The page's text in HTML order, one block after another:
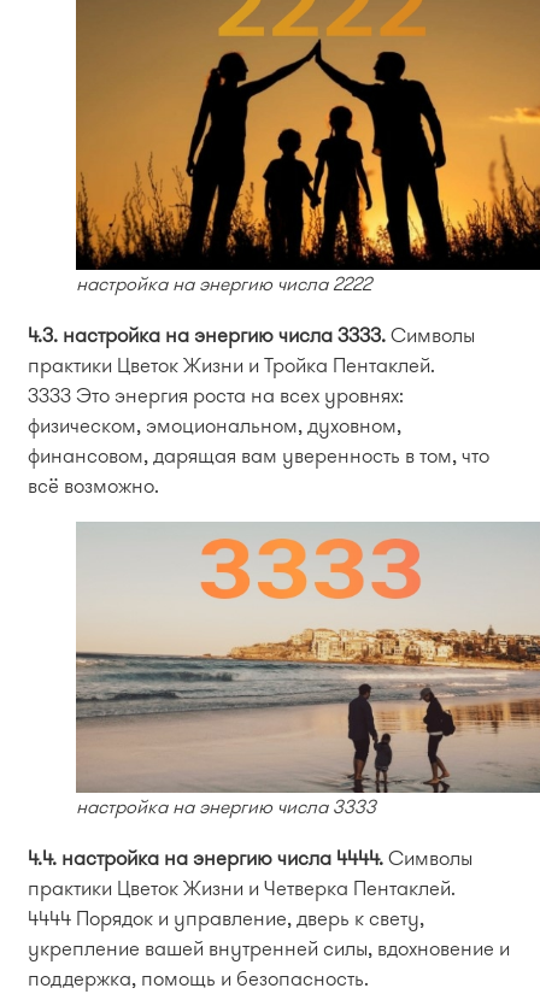
настройка на энергию числа 2222
4.3. настройка на энергию числа 3333.Символы
практики Цветок Жизни и Тройка Пентаклей.
3333 Это энергия роста на всех уровнях:
физическом, эмоциональном, духовном,
финансовом, дарящая вам уверенность в том, что
всё возможно.
настройка на энергию числа 3333
4.4. настройка на энергию числа 4444.Символы
практики Цветок Жизни и Четверка Пентаклей.
4444 Порядок и управление, дверь к свету,
укрепление вашей внутренней силы, вдохновение и
поддержка, помощь и безопасность.